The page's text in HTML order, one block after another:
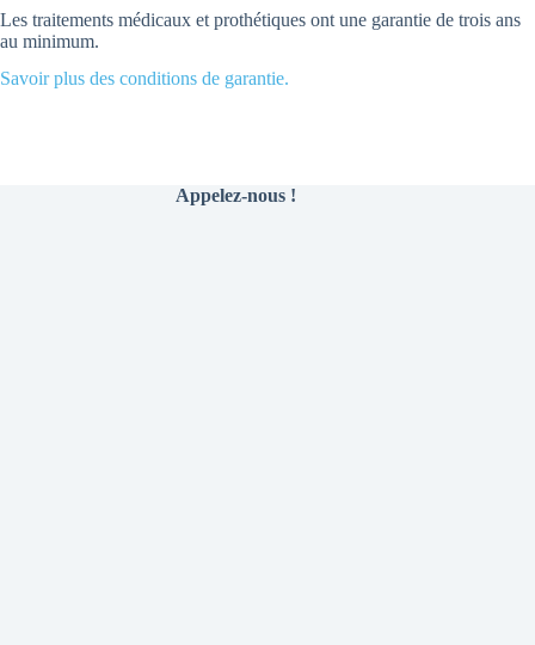
Les traitements médicaux et prothétiques ont une garantie de trois ans
au minimum.
Savoir plus des conditions de garantie.
Appelez-nous !